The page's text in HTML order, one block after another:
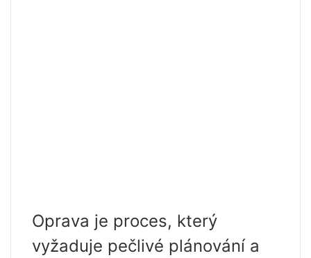
Oprava je proces, který
vyžaduje pečlivé plánování a